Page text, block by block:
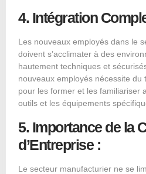
4. Intégration
Les nouveaux employés dans le
doivent s’acclimater à des
hautement techniques et
nouveaux employés nécessite du
pour les former et les familiariser
outils et les équipements
5. Importance de la
d’Entreprise :
Le secteur manufacturier ne se